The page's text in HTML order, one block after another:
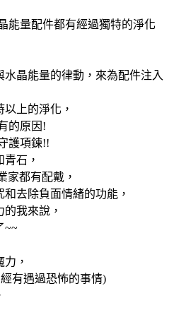
能量配件都有經過獨特的淨化
晶能量的律動，來為配件注入
上的淨化，
的原因!
護項鍊!!
石，
家都有配戴，
去除負面情緒的功能，
我來說，
~~
，
有遇過恐怖的事情)